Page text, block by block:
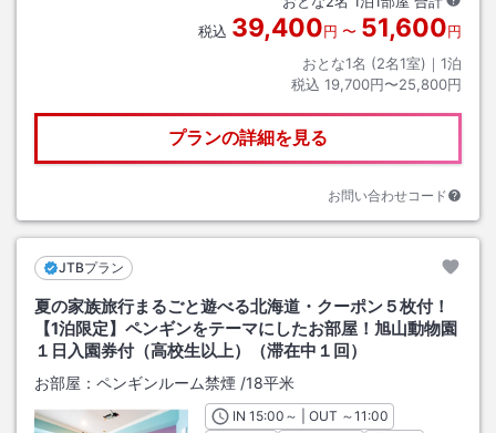
税込 39,400円 〜 51,600円
おとな1名 (2名1室)｜ 1泊
税込 19,700円〜25,800円
プランの詳細を見る
お問い合わせコード
JTBプラン
夏の家族旅行まるごと遊べる北海道・クーポン５枚付！
【1泊限定】ペンギンをテーマにしたお部屋！旭山動物園
１日入園券付（高校生以上）（滞在中１回）
お部屋： ペンギンルーム禁煙 /18平米
INチェックイン
15:00 ～ | OUT チェックアウト
～11:00